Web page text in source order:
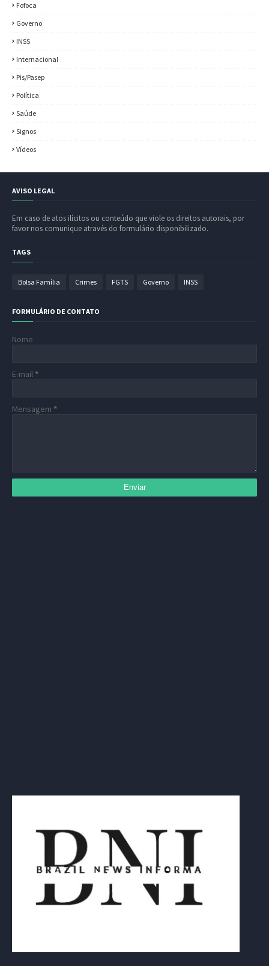
Fofoca
Governo
INSS
Internacional
Pis/Pasep
Política
Saúde
Signos
Vídeos
AVISO LEGAL
Em caso de atos ilícitos ou conteúdo que viole os direitos autorais, por
favor nos comunique através do formulário disponibilizado.
TAGS
Bolsa Família Crimes FGTS Governo INSS
FORMULÁRIO DE CONTATO
Nome
E-mail *
Mensagem *